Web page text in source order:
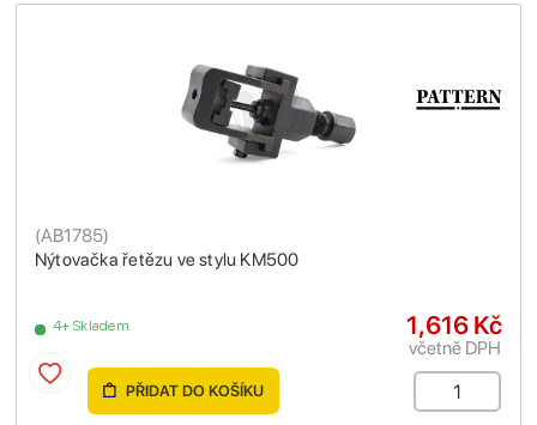
Nýtovačka řetězu ve stylu KM500
(AB1785)
4+ Skladem 1,616 Kč
včetně DPH
PŘIDAT DO KOŠÍKU